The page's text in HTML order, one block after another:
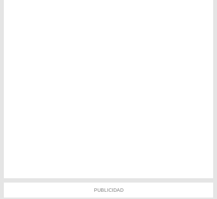
PUBLICIDAD